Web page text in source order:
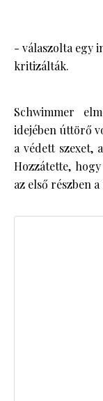
- válaszolta egy
kritizálták.
Schwimmer
idejében úttörő
a védett szexet,
Hozzátette,
az első részben